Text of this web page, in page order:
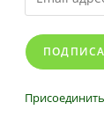
адрес